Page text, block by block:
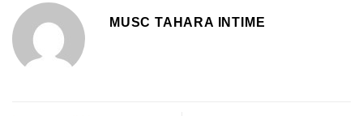
MUSC TAHARA INTIME